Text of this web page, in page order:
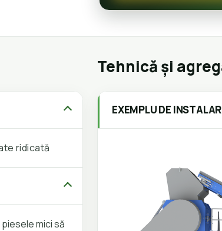
ridicată
mici să
Tehnică și
EXEMPLU DE